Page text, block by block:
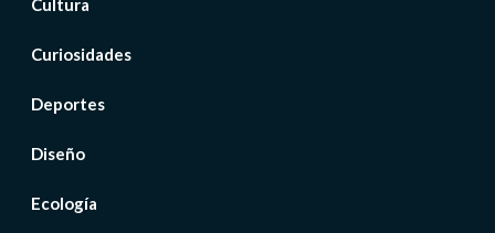
Cultura
Curiosidades
Deportes
Diseño
Ecología